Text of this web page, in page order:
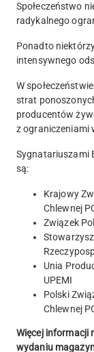
Społeczeństwo
radykalnego
Ponadto
intensywnego
W
strat
producentów
z ograniczeniami
Sygnatariuszami
są:
Krajowy
Chlewnej
Związek
Unia
UPEMI
Polski
Chlewnej
Więcej informacji
wydaniu